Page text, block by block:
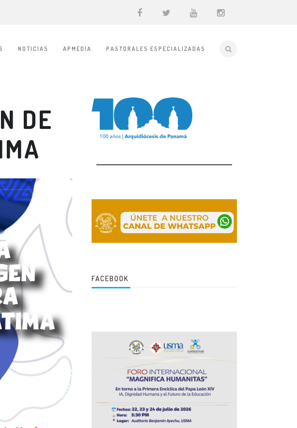
NOTICIAS APMEDIA PASTORALES ESPECIALIZADAS
DE
FACEBOOK